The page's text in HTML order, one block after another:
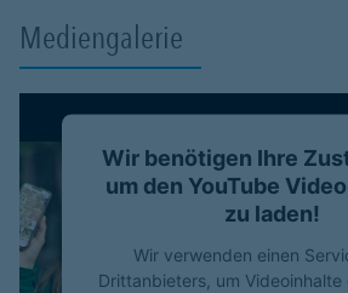
Mediengalerie
Wir benötigen Ihre
um den YouTube
zu laden!
Wir verwenden einen
Drittanbieters, um Videoinhalte